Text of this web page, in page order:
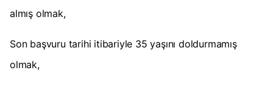
almış olmak,
Son başvuru tarihi itibariyle 35 yaşını doldurmamış
olmak,